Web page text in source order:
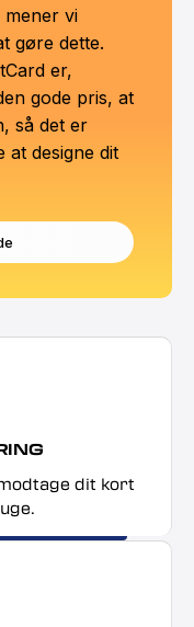
mener vi
gøre dette.
er,
gode pris, at
så det er
at designe dit
dit kort